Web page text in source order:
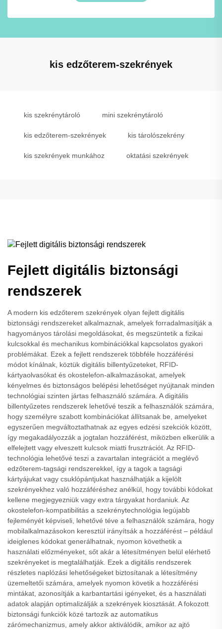
kis edzőterem-szekrények
kis szekrénytároló mini szekrénytároló
kis edzőterem-szekrények kis tárolószekrény
kis szekrények munkához oktatási szekrények
Fejlett digitális biztonsági
rendszerek
A modern kis edzőterem szekrények olyan fejlett digitális
biztonsági rendszereket alkalmaznak, amelyek forradalmasítják a
hagyományos tárolási megoldásokat, és megszüntetik a fizikai
kulcsokkal és mechanikus kombinációkkal kapcsolatos gyakori
problémákat. Ezek a fejlett rendszerek többféle hozzáférési
módot kínálnak, köztük digitális billentyűzeteket, RFID-
kártyaolvasókat és okostelefon-alkalmazásokat, amelyek
kényelmes és biztonságos belépési lehetőséget nyújtanak minden
technológiai szinten jártas felhasználó számára. A digitális
billentyűzetes rendszerek lehetővé teszik a felhasználók számára,
hogy személyre szabott kombinációkat állítsanak be, amelyeket
egyszerűen megváltoztathatnak az egyes edzési szekciók között,
így megakadályozzák a jogtalan hozzáférést, miközben elkerülik a
elfelejtett vagy elveszett kulcsok miatti frusztrációt. Az RFID-
technológia lehetővé teszi a zavartalan integrációt a meglévő
edzőterem-tagsági rendszerekkel, így a tagok a tagsági
kártyájukat vagy csuklópántjukat használhatják a kijelölt
szekrényekhez való hozzáféréshez anélkül, hogy további kódokat
kellene megjegyezniük vagy extra tárgyakat hordaniuk. Az
okostelefon-kompatibilitás a szekrénytechnológia legújabb
fejleményét képviseli, lehetővé téve a felhasználók számára, hogy
mobilalkalmazásokon keresztül irányítsák a hozzáférést – például
ideiglenes kódokat generálhatnak, nyomon követhetik a
használati előzményeket, sőt akár a létesítményen belül elérhető
szekrényeket is megtalálhatják. Ezek a digitális rendszerek
részletes naplózási lehetőségeket biztosítanak a létesítmény
üzemeltetői számára, amelyek nyomon követik a hozzáférési
mintákat, azonosítják a karbantartási igényeket, és a használati
adatok alapján optimalizálják a szekrények kiosztását. A fokozott
biztonsági funkciók közé tartozik az automatikus
zárómechanizmus, amely akkor aktiválódik, amikor az ajtó